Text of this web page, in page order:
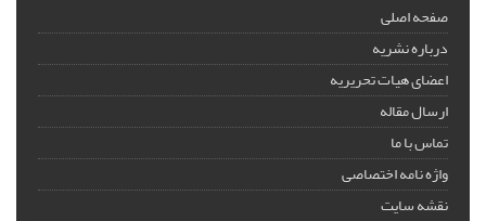
صفحه اصلی
درباره نشریه
اعضای هیات تحریریه
ارسال مقاله
تماس با ما
واژه نامه اختصاصی
نقشه سایت